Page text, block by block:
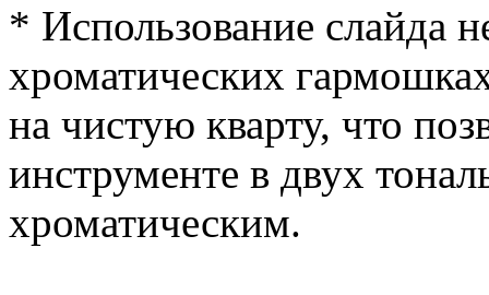
* Использование слайда
хроматических
на чистую кварту, что
инструменте в двух
хроматическим.